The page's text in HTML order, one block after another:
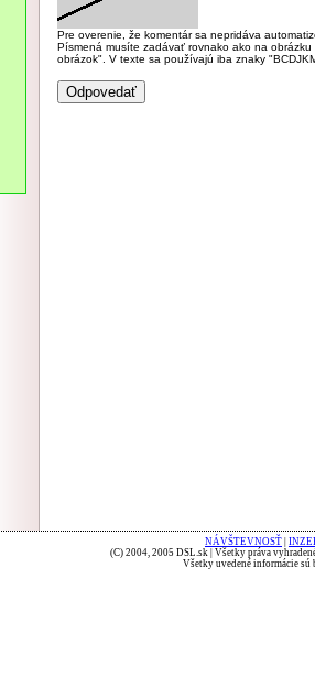
Pre overenie, že komentár sa nepridáva
Písmená musíte zadávať rovnako ako na
obrázok". V texte sa používajú iba znaky
NÁVŠTEVNOSŤ
(C) 2004, 2005 DSL.sk | Všetky práva
Všetky uvedené informácie sú